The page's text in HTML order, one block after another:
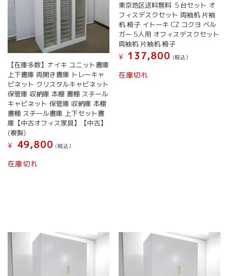
【在庫多数】ナイキ ユニット書庫
上下書庫 両開き書庫 トレーキャ
ビネット クリスタルキャビネット
保管庫 収納庫 本棚 書棚 スチール
キャビネット 保管庫 収納庫 本棚
書棚 スチール書庫 上下セット書
庫【中古オフィス家具】【中古】
(複製)
¥
49,800 (税込）
在庫切れ
東京地区送料無料 ５台セット オ
フィスデスクセット 両袖机 片袖
机 椅子 イトーキ CZ コクヨ ベル
ガー 5人用 オフィスデスクセット
両袖机 片袖机 椅子
¥
137,800 (税込）
在庫切れ